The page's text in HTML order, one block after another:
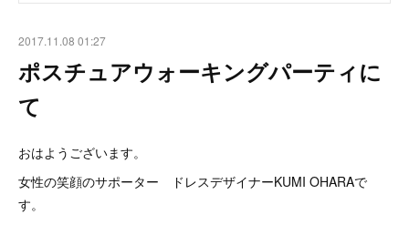
2017.11.08 01:27
ポスチュアウォーキングパーティに
て
おはようございます。
女性の笑顔のサポーター ドレスデザイナーKUMI OHARAで
す。